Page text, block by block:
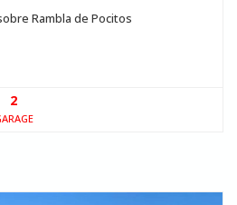
Rambla de Pocitos
2